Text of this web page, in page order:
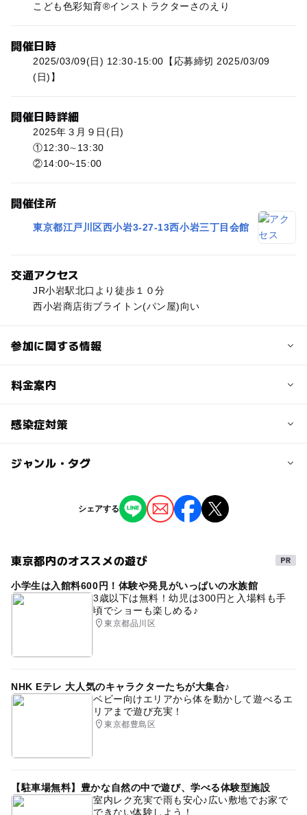
こども色彩知育®インストラクターさのえり
開催日時
2025/03/09(日) 12:30-15:00【応募締切 2025/03/09
(日)】
開催日時詳細
2025年３月９日(日)
①12:30∼13:30
②14:00~15:00
開催住所
東京都江戸川区西小岩3-27-13西小岩三丁目会館
交通アクセス
JR小岩駅北口より徒歩１０分
西小岩商店街ブライトン(パン屋)向い
参加に関する情報
定員
②14:00∼15:00(先着6組)
0歳･1歳･2歳の赤ちゃん(乳児･幼児)
予約/応募
予約必要
最終応募締切 2025-3-9(日)
注意・制限事項
良い服装でお越しください。
予約ページ
予約はこちらから
料金案内
子供の料金
感染症対策
入場制限を行っています。担当する講師の体調管理を徹底
ジャンル・タグ
タグ
#雨の日でもOK ワークショップ
シェアする
東京都内のオススメの遊び
小学生は入館料600円！体験や発見がいっぱいの水族館
3歳以下は無料！幼児は300円と入場料も手
頃でショーも楽しめる♪
東京都品川区
NHK Eテレ 大人気のキャラクターたちが大集合♪
ベビー向けエリアから体を動かして遊べるエ
リアまで遊び充実！
東京都豊島区
【駐車場無料】豊かな自然の中で遊び、学べる体験型施設
室内レク充実で雨も安心♪広い敷地でお家で
できない体験しよう！